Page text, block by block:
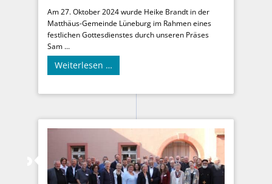
Am 27. Oktober 2024 wurde Heike Brandt in der
Matthäus-Gemeinde Lüneburg im Rahmen eines
festlichen Gottesdienstes durch unseren Präses
Sam ...
Weiterlesen …